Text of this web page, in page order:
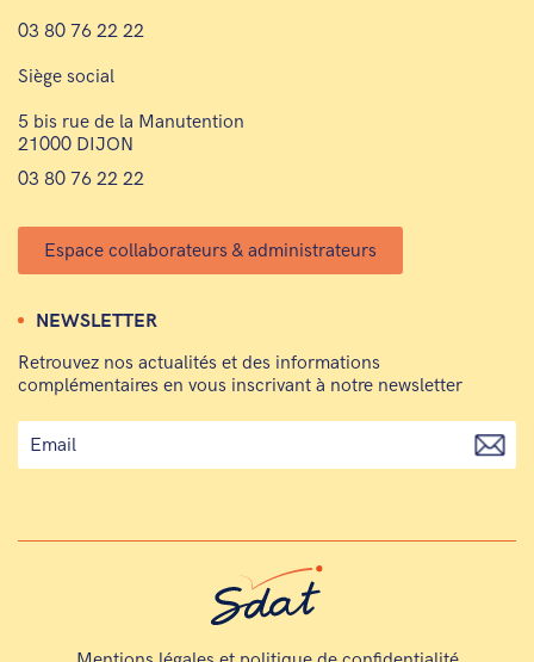
03 80 76 22 22
Siège social
5 bis rue de la Manutention
21000 DIJON
03 80 76 22 22
Espace collaborateurs & administrateurs
NEWSLETTER
Retrouvez nos actualités et des informations
complémentaires en vous inscrivant à notre newsletter